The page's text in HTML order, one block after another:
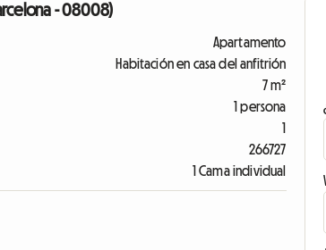
- 08008)
Apartamento
Habitación en casa del anfitrión
7 m²
1 persona
1
266727
1 Cama individual